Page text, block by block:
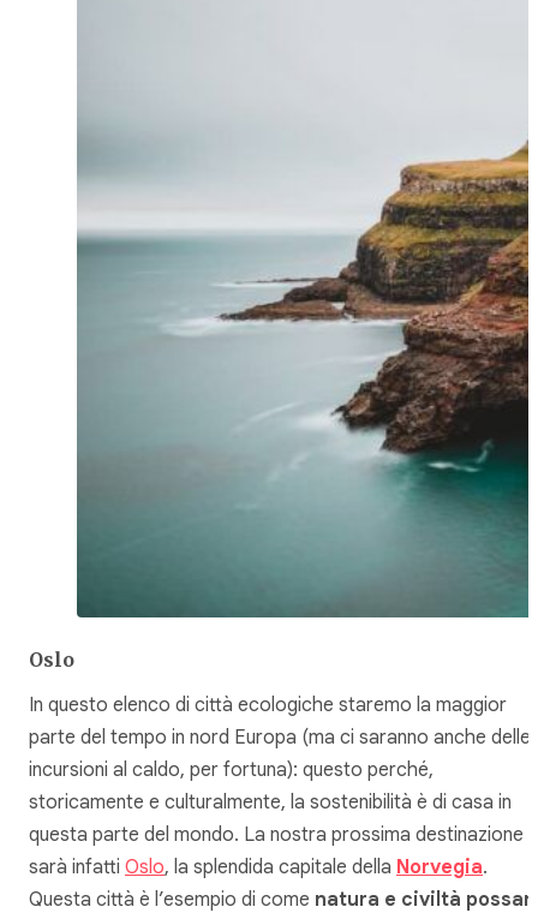
Oslo
In questo elenco di città ecologiche staremo la maggior
parte del tempo in nord Europa (ma ci saranno anche delle
incursioni al caldo, per fortuna): questo perché,
storicamente e culturalmente, la sostenibilità è di casa in
questa parte del mondo. La nostra prossima destinazione
sarà infatti Oslo, la splendida capitale della Norvegia.
Questa città è l’esempio di come natura e civiltà